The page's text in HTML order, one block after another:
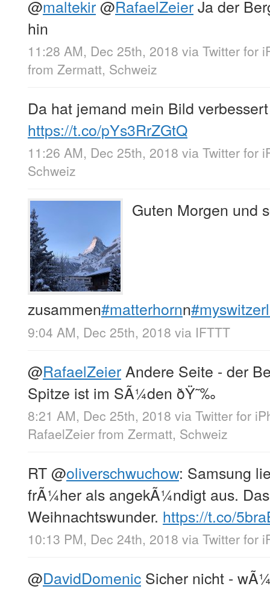
@maltekir@RafaelZeierJa der
hin
11:28 AM, Dec 25th, 2018 via Twitter for
from Zermatt, Schweiz
Da hat jemand mein Bild
https://t.co/pYs3RrZGtQ
11:26 AM, Dec 25th, 2018 via Twitter for
Schweiz
Guten Morgen und
zusammen#matterhornn
9:04 AM, Dec 25th, 2018 via IFTTT
@RafaelZeier Andere Seite - der
Spitze ist im SÃ¼den ðŸ˜‰
8:21 AM, Dec 25th, 2018 via Twitter for
RafaelZeier from Zermatt, Schweiz
RT@oliverschwuchow: Samsung
frÃ¼her als angekÃ¼ndigt aus.
Weihnachtswunder. https://t.co/
10:13 PM, Dec 24th, 2018 via Twitter for
@DavidDomenic Sicher nicht -